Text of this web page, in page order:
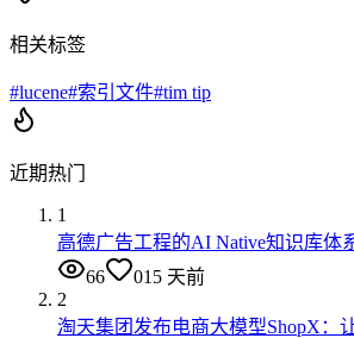
相关标签
#lucene#索引文件#tim tip
近期热门
1
高德广告工程的AI Native知识库体
66
015 天前
2
淘天集团发布电商大模型ShopX：